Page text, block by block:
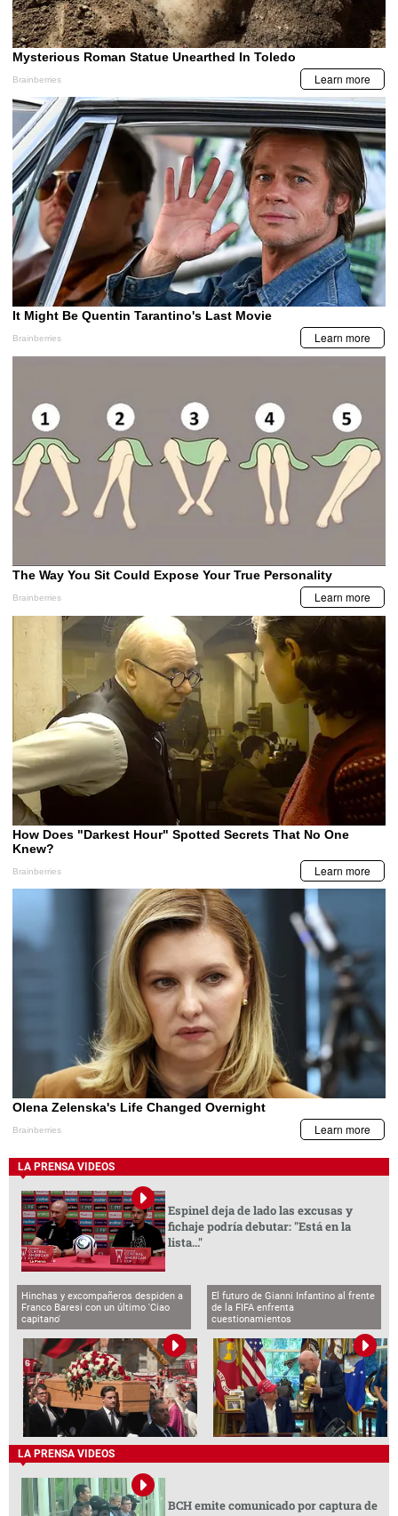
LA PRENSA VIDEOS
Espinel deja de lado las excusas y
fichaje podría debutar: "Está en la
lista..."
Hinchas y excompañeros despiden a
Franco Baresi con un último 'Ciao
capitano'
El futuro de Gianni Infantino al frente
de la FIFA enfrenta
cuestionamientos
LA PRENSA VIDEOS
BCH emite comunicado por captura de